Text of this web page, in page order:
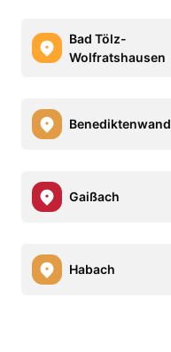
Bad Tölz-
Wolfratshausen
Benediktenwand
Gaißach
Habach